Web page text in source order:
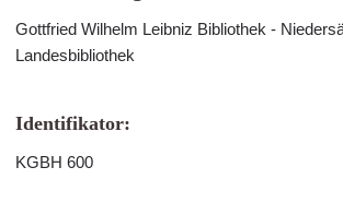
Gottfried Wilhelm Leibniz Bibliothek -
Landesbibliothek
Identifikator:
KGBH 600